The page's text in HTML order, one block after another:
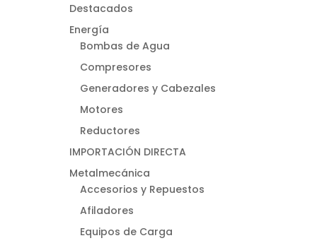
Destacados
Energía
Bombas de Agua
Compresores
Generadores y Cabezales
Motores
Reductores
IMPORTACIÓN DIRECTA
Metalmecánica
Accesorios y Repuestos
Afiladores
Equipos de Carga